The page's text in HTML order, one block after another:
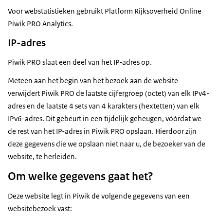
Voor webstatistieken gebruikt Platform Rijksoverheid Online
Piwik PRO Analytics.
IP-adres
Piwik PRO slaat een deel van het IP-adres op.
Meteen aan het begin van het bezoek aan de website
verwijdert Piwik PRO de laatste cijfergroep (octet) van elk IPv4-
adres en de laatste 4 sets van 4 karakters (hextetten) van elk
IPv6-adres. Dit gebeurt in een tijdelijk geheugen, vóórdat we
de rest van het IP-adres in Piwik PRO opslaan. Hierdoor zijn
deze gegevens die we opslaan niet naar u, de bezoeker van de
website, te herleiden.
Om welke gegevens gaat het?
Deze website legt in Piwik de volgende gegevens van een
websitebezoek vast: